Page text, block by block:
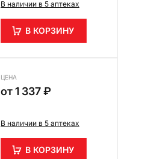
В наличии в 5 аптеках
В КОРЗИНУ
ЦЕНА
от1 337 ₽
В наличии в 5 аптеках
В КОРЗИНУ